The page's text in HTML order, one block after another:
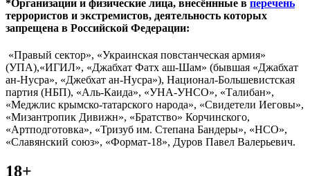
*Организации и физические лица, внесённные в перечень
террористов и экстремистов, деятельность которых
запрещена в Российской Федерации:
«Правый сектор», «Украинская повстанческая армия»
(УПА),«ИГИЛ», «Джабхат Фатх аш-Шам» (бывшая «Джабхат
ан-Нусра», «Джебхат ан-Нусра»), Национал-Большевистская
партия (НБП), «Аль-Каида», «УНА-УНСО», «Талибан»,
«Меджлис крымско-татарского народа», «Свидетели Иеговы»,
«Мизантропик Дивижн», «Братство» Корчинского,
«Артподготовка», «Тризуб им. Степана Бандеры», «НСО»,
«Славянский союз», «Формат-18», Дуров Павел Валерьевич.
18+